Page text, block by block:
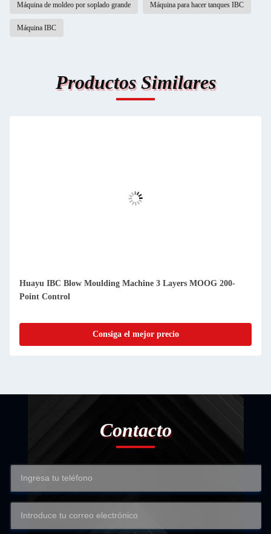
Máquina de moldeo por soplado grande Máquina para hacer tanques IBC
Máquina IBC
Productos Similares
Huayu IBC Blow Moulding Machine 3 Layers MOOG 200-
Point Control
Consiga el mejor precio
Contacto